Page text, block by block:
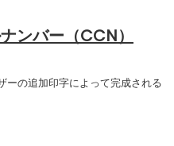
ンバー（CCN）
の追加印字によって完成される